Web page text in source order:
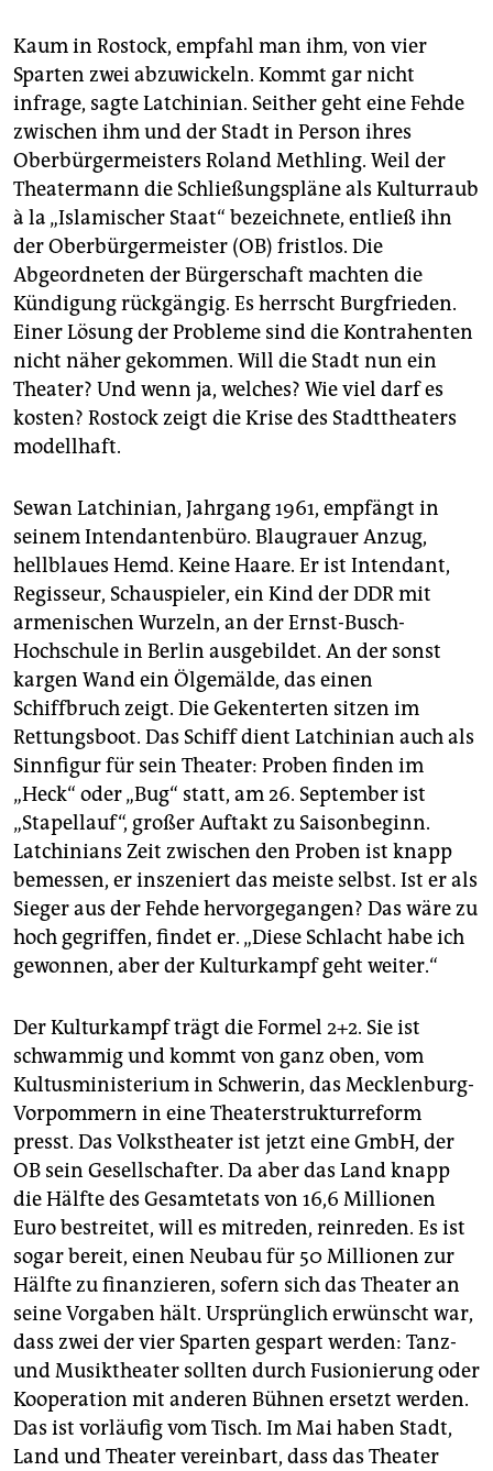
Kaum in Rostock, empfahl man ihm, von vier
Sparten zwei abzuwickeln. Kommt gar nicht
infrage, sagte Latchinian. Seither geht eine Fehde
zwischen ihm und der Stadt in Person ihres
Oberbürgermeisters Roland Methling. Weil der
Theatermann die Schließungspläne als Kulturraub
à la „Islamischer Staat“ bezeichnete, entließ ihn
der Oberbürgermeister (OB) fristlos. Die
Abgeordneten der Bürgerschaft machten die
Kündigung rückgängig. Es herrscht Burgfrieden.
Einer Lösung der Probleme sind die Kontrahenten
nicht näher gekommen. Will die Stadt nun ein
Theater? Und wenn ja, welches? Wie viel darf es
kosten? Rostock zeigt die Krise des Stadttheaters
modellhaft.
Sewan Latchinian, Jahrgang 1961, empfängt in
seinem Intendantenbüro. Blaugrauer Anzug,
hellblaues Hemd. Keine Haare. Er ist Intendant,
Regisseur, Schauspieler, ein Kind der DDR mit
armenischen Wurzeln, an der Ernst-Busch-
Hochschule in Berlin ausgebildet. An der sonst
kargen Wand ein Ölgemälde, das einen
Schiffbruch zeigt. Die Gekenterten sitzen im
Rettungsboot. Das Schiff dient Latchinian auch als
Sinnfigur für sein Theater: Proben finden im
„Heck“ oder „Bug“ statt, am 26. September ist
„Stapellauf“, großer Auftakt zu Saisonbeginn.
Latchinians Zeit zwischen den Proben ist knapp
bemessen, er inszeniert das meiste selbst. Ist er als
Sieger aus der Fehde hervorgegangen? Das wäre zu
hoch gegriffen, findet er. „Diese Schlacht habe ich
gewonnen, aber der Kulturkampf geht weiter.“
Der Kulturkampf trägt die Formel 2+2. Sie ist
schwammig und kommt von ganz oben, vom
Kultusministerium in Schwerin, das Mecklenburg-
Vorpommern in eine Theaterstrukturreform
presst. Das Volkstheater ist jetzt eine GmbH, der
OB sein Gesellschafter. Da aber das Land knapp
die Hälfte des Gesamtetats von 16,6 Millionen
Euro bestreitet, will es mitreden, reinreden. Es ist
sogar bereit, einen Neubau für 50 Millionen zur
Hälfte zu finanzieren, sofern sich das Theater an
seine Vorgaben hält. Ursprünglich erwünscht war,
dass zwei der vier Sparten gespart werden: Tanz-
und Musiktheater sollten durch Fusionierung oder
Kooperation mit anderen Bühnen ersetzt werden.
Das ist vorläufig vom Tisch. Im Mai haben Stadt,
Land und Theater vereinbart, dass das Theater